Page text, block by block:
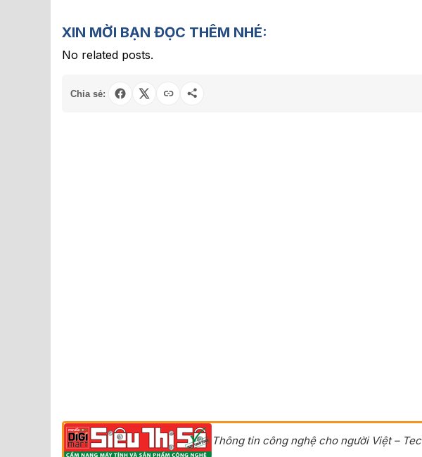
XIN MỜI BẠN ĐỌC THÊM NHÉ:
No related posts.
Chia sẻ:
Thông tin công nghệ cho người Việt –